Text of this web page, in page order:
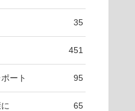
35
451
ート 95
65